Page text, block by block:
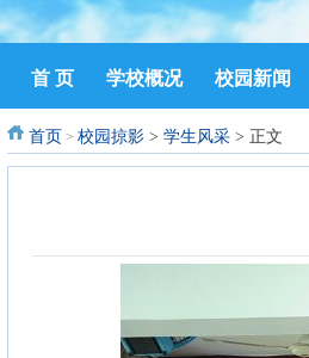
首 页 学校概况 校园新闻
首页 > 校园掠影 > 学生风采 > 正文